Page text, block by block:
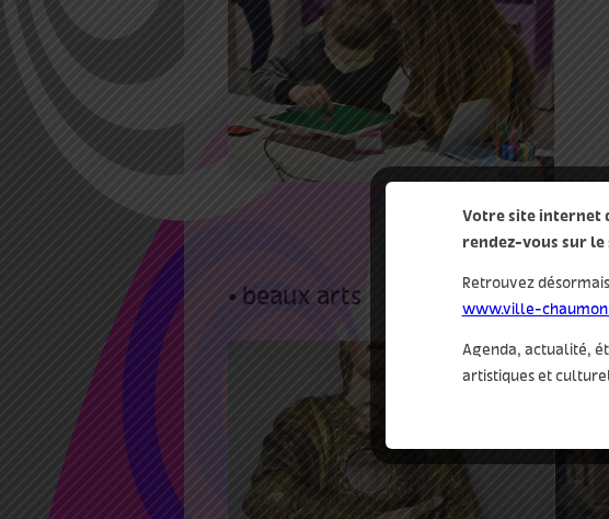
2 Mar 2022 16:00
Ouverture du parcours
jeunesse « Les Petits
Spécimens 6 – Jouable »
• beaux arts
15 Mar 2022 20:30 22:00
Conférence du mardi
13
Votre site internet
rendez-vous sur le
Retrouvez
www.ville-
Agenda, actualité,
artistiques et